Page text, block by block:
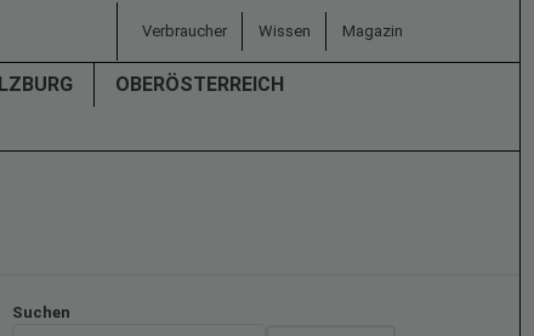
Verbraucher Wissen Magazin
OBERÖSTERREICH
Suchen